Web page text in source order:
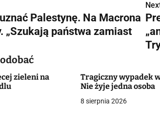
Palestynę. Na Macrona
„Szukają państwa zamiast
zieleni na
Tragiczny wypadek
Nie żyje jedna osoba
8 sierpnia 2026